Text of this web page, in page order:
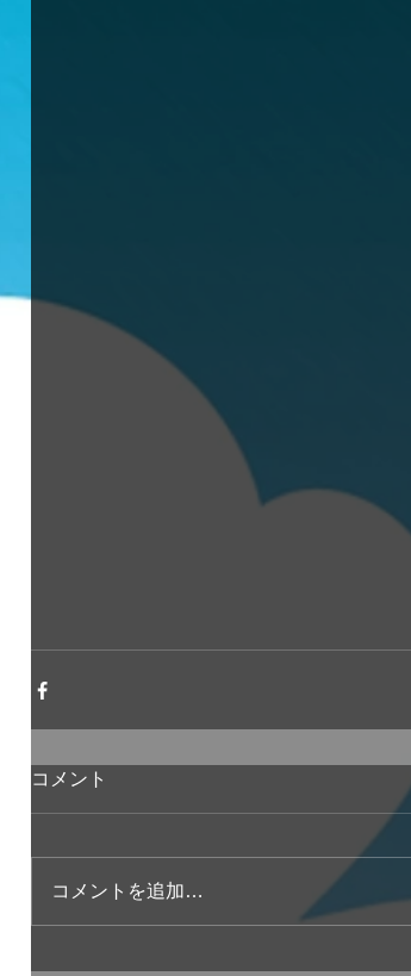
コメント
コメントを追加…